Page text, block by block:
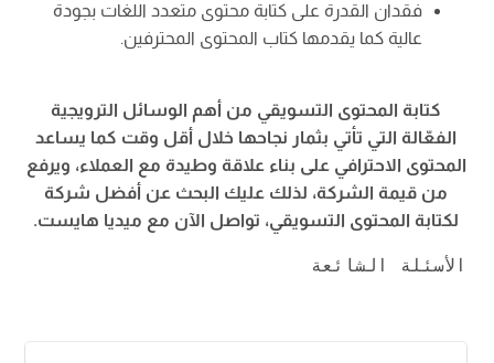
فقدان القدرة على كتابة محتوى متعدد اللغات بجودة
عالية كما يقدمها كتاب المحتوى المحترفين.
كتابة المحتوى التسويقي من أهم الوسائل الترويجية
الفعّالة التي تأتي بثمار نجاحها خلال أقل وقت كما يساعد
المحتوى الاحترافي على بناء علاقة وطيدة مع العملاء، ويرفع
من قيمة الشركة، لذلك عليك البحث عن أفضل شركة
لكتابة المحتوى التسويقي، تواصل الآن مع ميديا هايست.